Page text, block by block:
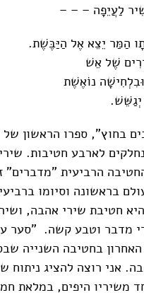
לַעֲיֵפָה – – –
יֵצֵא אֶל הַיַּבֶּשֶׁת.
שֶׁל אֵשׁ
נוֹאֶשֶׁת
בחוץ", ספרו הראשון של
(1938), נחלקים לארבע חטיבות.
הרביעית "מדברים"
בראשונה וסיומו
חטיבת שירי אהבה,
מדבר וטבע קשה. "סער
בחטיבה השנייה
אני רוצה להציג ניתוח
משיריו היפים, במלאת